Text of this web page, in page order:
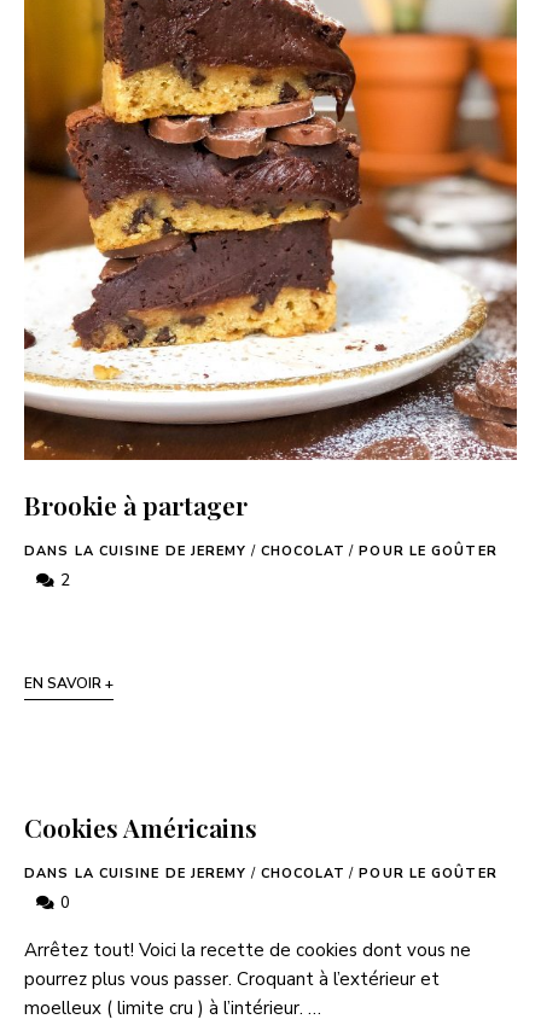
Brookie à partager
DANS LA CUISINE DE JEREMY / CHOCOLAT / POUR LE GOÛTER
2
EN SAVOIR +
Cookies Américains
DANS LA CUISINE DE JEREMY / CHOCOLAT / POUR LE GOÛTER
0
Arrêtez tout! Voici la recette de cookies dont vous ne
pourrez plus vous passer. Croquant à l’extérieur et
moelleux ( limite cru ) à l’intérieur. …